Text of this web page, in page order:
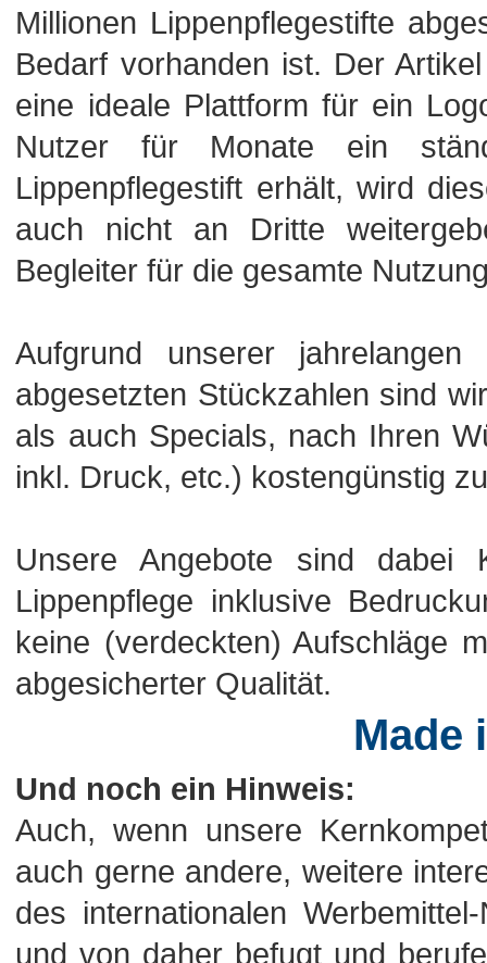
Millionen Lippenpflegestifte
Bedarf vorhanden ist. Der
eine ideale Plattform für ein
Nutzer für Monate ein
Lippenpflegestift erhält, wird
auch nicht an Dritte
Begleiter für die gesamte
Aufgrund unserer
abgesetzten Stückzahlen sind
als auch Specials, nach Ihren
inkl. Druck, etc.) kostengünstig
Unsere Angebote sind dabei
Lippenpflege inklusive
keine (verdeckten) Aufschläge
abgesicherter Qualität.
Made
Und noch ein Hinweis:
Auch, wenn unsere
auch gerne andere, weitere
des internationalen
und von daher befugt und